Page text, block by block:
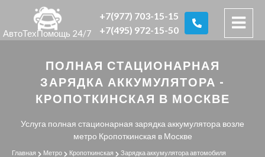
АвтоТехПомощь 24/7
+7(977) 703-15-15
+7(495) 972-15-50
ПОЛНАЯ СТАЦИОНАРНАЯ
ЗАРЯДКА АККУМУЛЯТОРА -
КРОПОТКИНСКАЯ В МОСКВЕ
Услуга полная стационарная зарядка аккумулятора возле
метро Кропоткинская в Москве
Главная Метро Кропоткинская Зарядка аккумулятора автомобиля